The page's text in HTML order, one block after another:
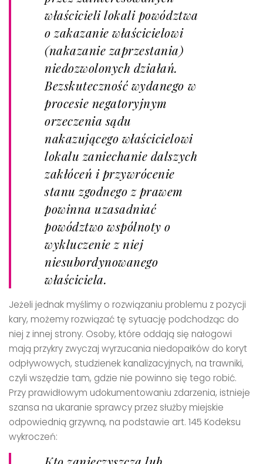
właścicieli lokali powództwa
o zakazanie właścicielowi
(nakazanie zaprzestania)
niedozwolonych działań.
Bezskuteczność wydanego w
procesie negatoryjnym
orzeczenia sądu
nakazującego właścicielowi
lokalu zaniechanie dalszych
zakłóceń i przywrócenie
stanu zgodnego z prawem
powinna uzasadniać
powództwo wspólnoty o
wykluczenie z niej
niesubordynowanego
właściciela.
Jeżeli jednak myślimy o rozwiązaniu problemu z pozycji
kary, możemy rozwiązać tę sytuację podchodząc do
niej z innej strony. Osoby, które oddają się nałogowi
mają przykry zwyczaj wyrzucania niedopałków do koryt
odpływowych, studzienek kanalizacyjnych, na trawniki,
czyli wszędzie tam, gdzie nie powinno się tego robić.
Przy prawidłowym udokumentowaniu zdarzenia, istnieje
szansa na ukaranie sprawcy przez służby miejskie
odpowiednią grzywną, na podstawie art. 145 Kodeksu
wykroczeń: